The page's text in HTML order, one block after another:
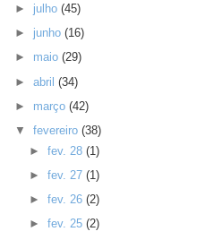
► julho(45)
► junho(16)
► maio(29)
►abril(34)
► março(42)
▼fevereiro(38)
► fev. 28 (1)
► fev. 27 (1)
► fev. 26 (2)
► fev. 25 (2)